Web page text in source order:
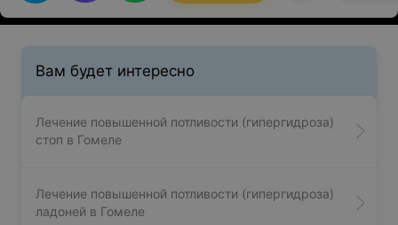
действительно помогает. Рекомендую данное место
для отдыха и коррекции своей фигуры
Вам будет интересно
Лечение повышенной потливости (гипергидроза)
стоп в Гомеле
Лечение повышенной потливости (гипергидроза)
ладоней в Гомеле